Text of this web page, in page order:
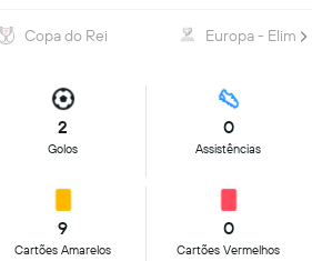
Copa do Rei Europa - Elim.
2
Golos
0
Assistências
9
Cartões Amarelos
0
Cartões Vermelhos